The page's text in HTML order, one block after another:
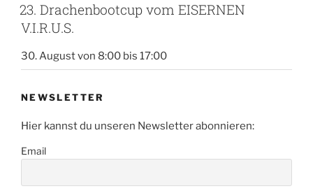
23. Drachenbootcup vom EISERNEN
V.I.R.U.S.
30. August von 8:00 bis 17:00
NEWSLETTER
Hier kannst du unseren Newsletter abonnieren:
Email